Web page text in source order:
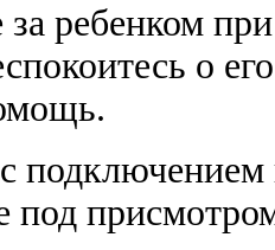
ребенком
о
подключением
под